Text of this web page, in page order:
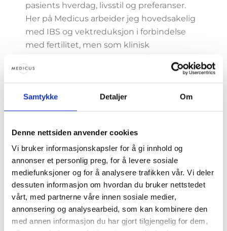
Samtykke Detaljer Om
Denne nettsiden anvender cookies
Vi bruker informasjonskapsler for å gi innhold og
annonser et personlig preg, for å levere sosiale
mediefunksjoner og for å analysere trafikken vår. Vi deler
dessuten informasjon om hvordan du bruker nettstedet
vårt, med partnerne våre innen sosiale medier,
annonsering og analysearbeid, som kan kombinere den
med annen informasjon du har gjort tilgjengelig for dem,
pasients hverdag, livsstil og preferanser.
Her på Medicus arbeider jeg hovedsakelig
med IBS og vektreduksjon i forbindelse
med fertilitet, men som klinisk
andre diagnoser og problemstillinger. Du
er hjertelig velkommen til å ta kontakt
dersom du lurer på om jeg kan bistå deg!
svært givende å hjelpe pasienter med å
oppnå sine mål eller bli kvitt sine plager.
Jeg er også opptatt av at mat ikke skal
være et stressmoment, og ønsker at flere
skal få et avslappet forhold til kosthold via
god kunnskap om ernæring.